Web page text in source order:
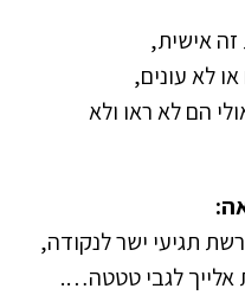
זה אישית,
לא עונים,
הם לא ראו ולא
תגיעי ישר לנקודה,
אלייך לגבי טטטה….